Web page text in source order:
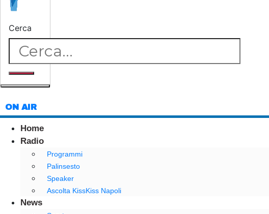
Cerca
ON AIR
Home
Radio
Programmi
Palinsesto
Speaker
Ascolta KissKiss Napoli
News